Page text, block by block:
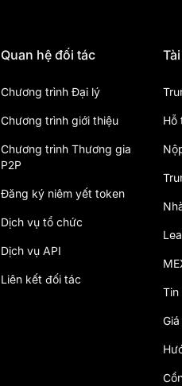
Quan hệ đối tác
Chương trình Đại lý
Chương trình giới thiệu
Chương trình Thương gia
P2P
Đăng ký niêm yết token
Dịch vụ tổ chức
Dịch vụ API
Liên kết đối tác
Hỗ
Tin